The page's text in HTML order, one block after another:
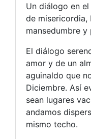
Un diálogo en
de misericordia,
mansedumbre y
El diálogo
amor y de un
aguinaldo que
Diciembre. Así
sean lugares
andamos
mismo techo.